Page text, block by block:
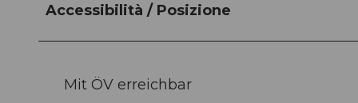
Accessibilità / Posizione
Mit ÖV erreichbar